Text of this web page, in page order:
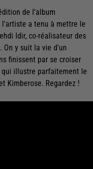
de l'album
l'artiste a tenu à mettre le
Idir, co-réalisateur des
On y suit la vie d'un
finissent par se croiser
qui illustre parfaitement le
Kimberose. Regardez !